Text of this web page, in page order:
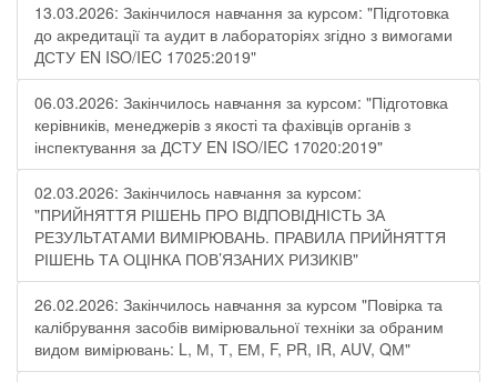
13.03.2026: Закінчилося навчання за курсом: "Підготовка
до акредитації та аудит в лабораторіях згідно з вимогами
ДСТУ EN ISO/IEC 17025:2019"
06.03.2026: Закінчилось навчання за курсом: "Підготовка
керівників, менеджерів з якості та фахівців органів з
інспектування за ДСТУ EN ISO/IEC 17020:2019"
02.03.2026: Закінчилось навчання за курсом:
"ПРИЙНЯТТЯ РІШЕНЬ ПРО ВІДПОВІДНІСТЬ ЗА
РЕЗУЛЬТАТАМИ ВИМІРЮВАНЬ. ПРАВИЛА ПРИЙНЯТТЯ
РІШЕНЬ ТА ОЦІНКА ПОВ’ЯЗАНИХ РИЗИКІВ"
26.02.2026: Закінчилось навчання за курсом "Повірка та
калібрування засобів вимірювальної техніки за обраним
видом вимірювань: L, М, Т, ЕМ, F, РR, ІR, АUV, QМ"